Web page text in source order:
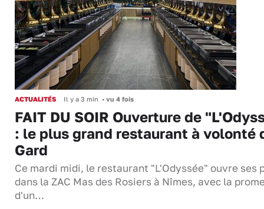
ACTUALITÉS Il y a 3 min • vu 4 fois
FAIT DU SOIR Ouverture de
: le plus grand restaurant à volonté
Gard
Ce mardi midi, le restaurant "L'Odyssée" ouvre ses
dans la ZAC Mas des Rosiers à Nîmes, avec la
d'un…